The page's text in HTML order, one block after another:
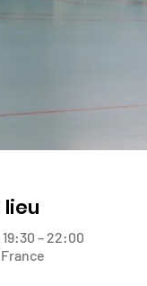
lieu
– 22:00